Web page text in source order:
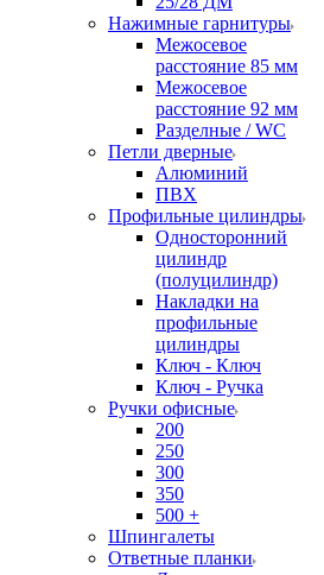
Нажимные гарнитуры
Межосевое
расстояние 85 мм
Межосевое
расстояние 92 мм
Разделные / WC
Петли дверные
Алюминий
ПВХ
Профильные цилиндры
Односторонний
цилиндр
(полуцилиндр)
Накладки на
профильные
цилиндры
Ключ - Ключ
Ключ - Ручка
Ручки офисные
200
250
300
350
500 +
Шпингалеты
Ответные планки